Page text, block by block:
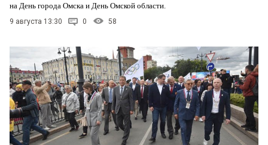
на День города Омска и День Омской области.
9 августа 13:30 0 58